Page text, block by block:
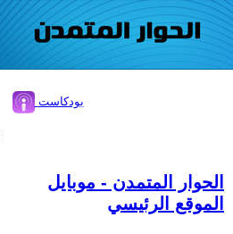
بودكاست
الحوار المتمدن - موبايل
الموقع الرئيسي